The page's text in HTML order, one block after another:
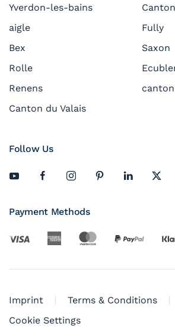
Yverdon-les-bains
aigle
Bex
Rolle
Renens
Canton du Valais
Fully
Saxon
Follow Us
Payment Methods
Imprint Terms & Conditions
Cookie Settings